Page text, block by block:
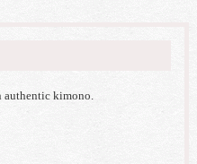
authentic kimono.